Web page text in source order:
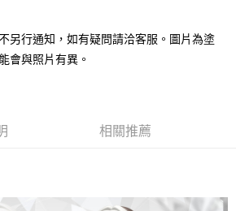
，台灣大哥大用戶可立即使用無須另外申請。
分期」，訂單成立後會自動跳轉到大哥付的交易
擇欲分期的期數、繳款截止日，確認付款後即完
」等通路繳費。
)
另行通知，如有疑問請洽客服。圖片為塗
會與照片有異。
相關推薦